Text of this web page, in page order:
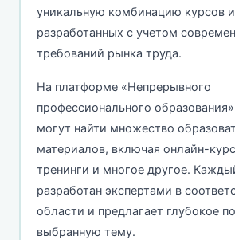
уникальную комбинацию курсов
разработанных с учетом
требований рынка труда.
На платформе «Непрерывного
профессионального
могут найти множество
материалов, включая онлайн-
тренинги и многое другое.
разработан экспертами в
области и предлагает глубокое
выбранную тему.